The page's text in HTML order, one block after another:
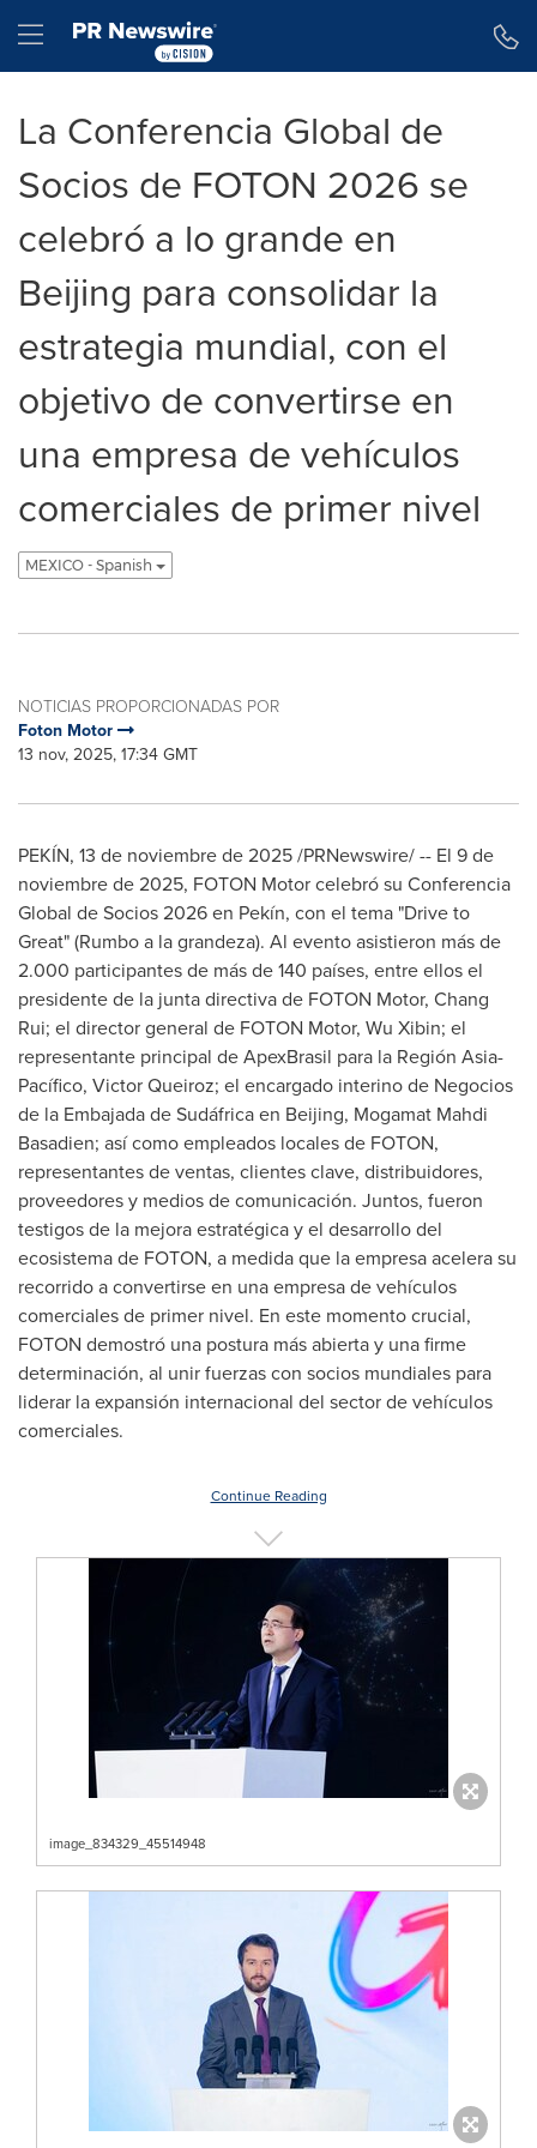
Hamburger menu
La Conferencia Global de
Socios de FOTON 2026 se
celebró a lo grande en
Beijing para consolidar la
estrategia mundial, con el
objetivo de convertirse en
una empresa de vehículos
comerciales de primer nivel
MEXICO - Spanish
NOTICIAS PROPORCIONADAS POR
Foton Motor
13 nov, 2025, 17:34 GMT
PEKÍN, 13 de noviembre de 2025/PRNewswire/ -- El 9 de
noviembre de 2025, FOTON Motor celebró su Conferencia
Global de Socios 2026 en Pekín, con el tema "Drive to
Great" (Rumbo a la grandeza). Al evento asistieron más de
2.000 participantes de más de 140 países, entre ellos el
presidente de la junta directiva de FOTON Motor, Chang
Rui; el director general de FOTON Motor, Wu Xibin; el
representante principal de ApexBrasil para la Región Asia-
Pacífico, Victor Queiroz; el encargado interino de Negocios
de la Embajada de Sudáfrica en Beijing, Mogamat Mahdi
Basadien; así como empleados locales de FOTON,
representantes de ventas, clientes clave, distribuidores,
proveedores y medios de comunicación. Juntos, fueron
testigos de la mejora estratégica y el desarrollo del
ecosistema de FOTON, a medida que la empresa acelera su
recorrido a convertirse en una empresa de vehículos
comerciales de primer nivel. En este momento crucial,
FOTON demostró una postura más abierta y una firme
determinación, al unir fuerzas con socios mundiales para
liderar la expansión internacional del sector de vehículos
comerciales.
Continue Reading
image_834329_45514948